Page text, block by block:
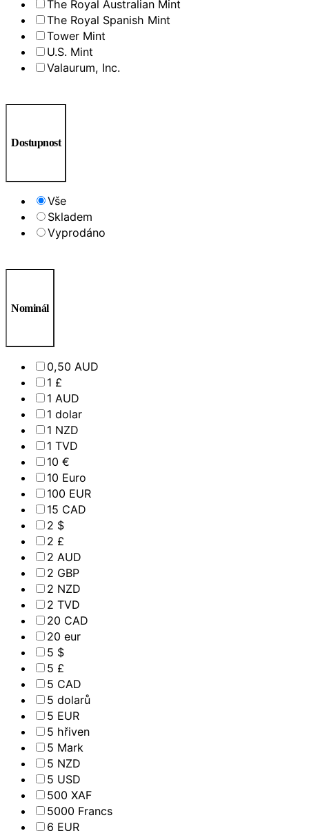
The Royal Australian Mint
The Royal Spanish Mint
Tower Mint
U.S. Mint
Valaurum, Inc.
Dostupnost
Vše
Skladem
Vyprodáno
Nominál
0,50 AUD
1 £
1 AUD
1 dolar
1 NZD
1 TVD
10 €
10 Euro
100 EUR
15 CAD
2 $
2 £
2 AUD
2 GBP
2 NZD
2 TVD
20 CAD
20 eur
5 $
5 £
5 CAD
5 dolarů
5 EUR
5 hřiven
5 Mark
5 NZD
5 USD
500 XAF
5000 Francs
6 EUR